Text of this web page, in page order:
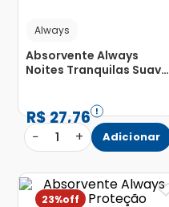
Always
Absorvente Always
Noites Tranquilas Suave
R$27,76
− 1 + Adicionar
23%